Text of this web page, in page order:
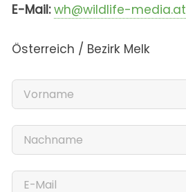
E-Mail: wh@wildlife-media.at
Österreich / Bezirk Melk